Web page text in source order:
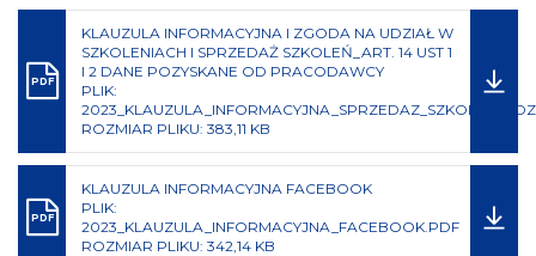
PDF
KLAUZULA INFORMACYJNA I ZGODA NA UDZIAŁ W
SZKOLENIACH I SPRZEDAŻ SZKOLEŃ_ART. 14 UST 1
I 2 DANE POZYSKANE OD PRACODAWCY
PLIK:
ROZMIAR PLIKU: 383,11 KB
PDF
KLAUZULA INFORMACYJNA FACEBOOK
PLIK:
2023_KLAUZULA_INFORMACYJNA_FACEBOOK.PDF
ROZMIAR PLIKU: 342,14 KB